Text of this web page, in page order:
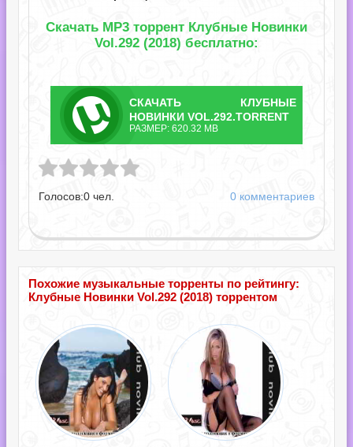
Скачать MP3 торрент Клубные Новинки
Vol.292 (2018) бесплатно:
СКАЧАТЬ
ТОРРЕНТ
КЛУБНЫЕ
НОВИНКИ VOL.292.TORRENT
РАЗМЕР: 620.32 MB
Vol.292.torrent
Голосов:0 чел. 0 комментариев
Похожие музыкальные торренты по рейтингу:
Клубные Новинки Vol.292 (2018) торрентом